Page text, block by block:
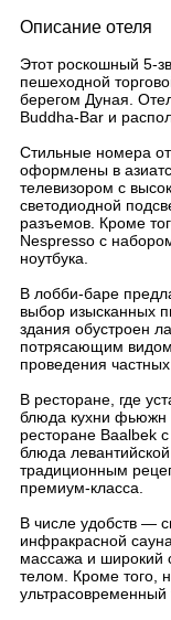
Описание отеля
Этот роскошный 5-
пешеходной
берегом Дуная.
Buddha-Bar и
Стильные номера
оформлены в
телевизором с
светодиодной
разъемов. Кроме
Nespresso с
ноутбука.
В лобби-баре
выбор изысканных
здания обустроен
потрясающим
проведения
В ресторане, где
блюда кухни фьюжн
ресторане Baalbek
блюда
традиционным
премиум-класса.
В числе удобств —
инфракрасной
массажа и широкий
телом. Кроме того,